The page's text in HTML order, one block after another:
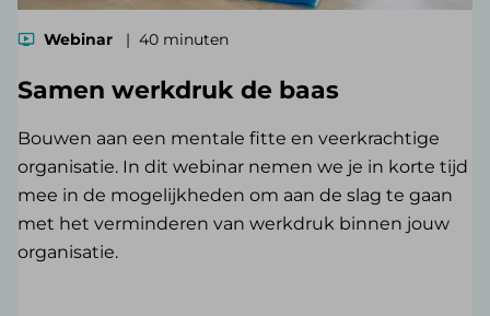
Webinar 40 minuten
Samen werkdruk de baas
Bouwen aan een mentale fitte en veerkrachtige
organisatie. In dit webinar nemen we je in korte tijd
mee in de mogelijkheden om aan de slag te gaan
met het verminderen van werkdruk binnen jouw
organisatie.